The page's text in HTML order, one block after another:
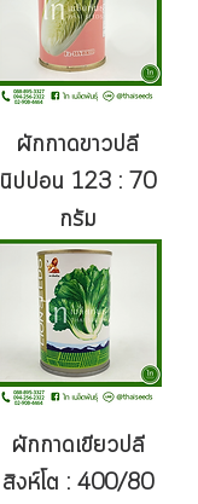
ผักกาดขาวปลี
นิปปอน 123 : 70
กรัม
ผักกาดเขียวปลี
สิงห์โต : 400/80